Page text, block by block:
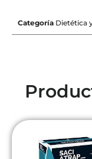
Categoría Dietética